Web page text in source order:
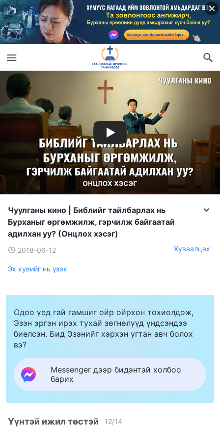
Чуулганы кино | Библийг тайлбарлах нь
Бурханыг өргөмжилж, гэрчилж байгаатай
адилхан уу? (Онцлох хэсэг)
2018-06-12 Хуваалцах
Эх хувийг нь үзэх
Одоо үед гай гамшиг ойр ойрхон тохиолдож,
Эзэн эргэн ирэх тухай зөгнөлүүд үндсэндээ
биелсэн. Бид Эзэнийг хэрхэн угтан авч болох
вэ?
Messenger дээр бидэнтэй холбоо
барих
Үүнтэй ижил төстэй 12/14